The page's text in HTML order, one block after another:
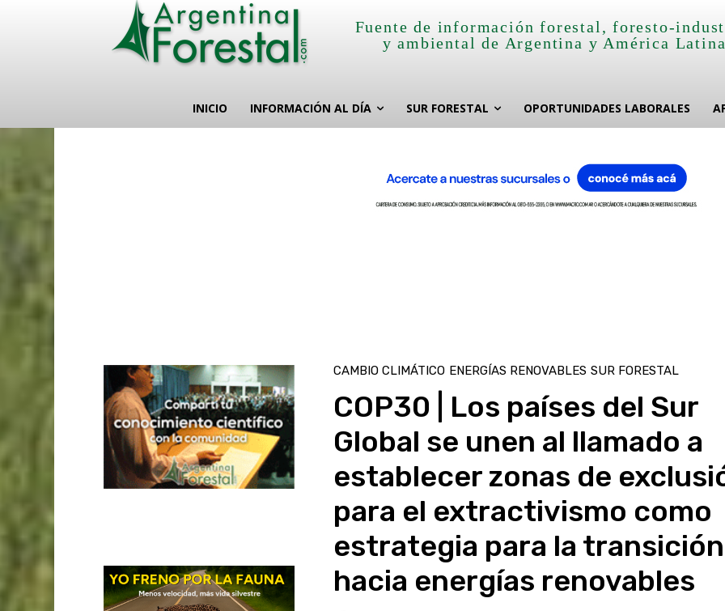
Fuente de información forestal, foresto-
y ambiental de Argentina y América
INICIO INFORMACIÓN AL DÍA SUR FORESTAL OPORTUNIDADES LABORALES
CAMBIO CLIMÁTICO ENERGÍAS RENOVABLES SUR FORESTAL
COP30 | Los países del Sur
Global se unen al llamado a
establecer zonas de
para el extractivismo como
estrategia para la transición
hacia energías renovables